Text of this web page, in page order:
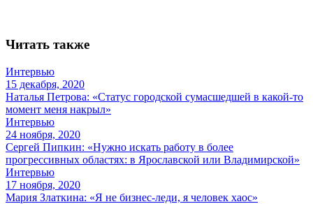
Читать также
Интервью
15 декабря, 2020
Наталья Петрова: «Статус городской сумасшедшей в какой-то
момент меня накрыл»
Интервью
24 ноября, 2020
Сергей Пипкин: «Нужно искать работу в более
прогрессивных областях: в Ярославской или Владимирской»
Интервью
17 ноября, 2020
Мария Златкина: «Я не бизнес-леди, я человек хаос»